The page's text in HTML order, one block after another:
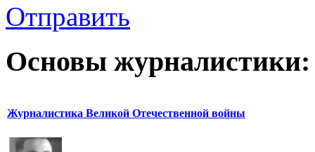
Отправить
Основы журналистики:
Журналистика Великой Отечественной войны